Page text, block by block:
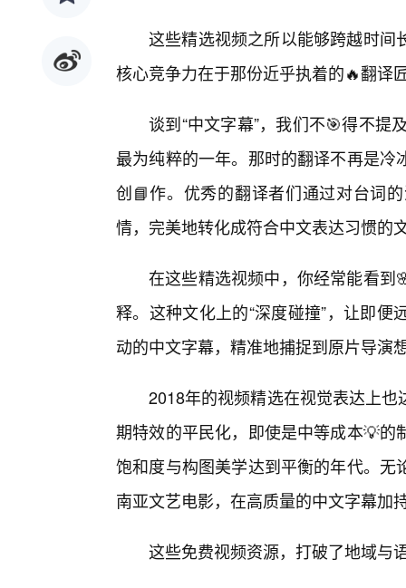
这些精选视频之所以能够跨越时间
核心竞争力在于那份近乎执着的🔥翻译
谈到“中文字幕”，我们不🎯得不提
最为纯粹的一年。那时的翻译不再是
创📘作。优秀的翻译者们通过对台词
情，完美地转化成符合中文表达习惯的
在这些精选视频中，你经常能看到
释。这种文化上的“深度碰撞”，让即
动的中文字幕，精准地捕捉到原片导演
2018年的视频精选在视觉表达上
期特效的平民化，即使是中等成本💡
饱和度与构图美学达到平衡的年代。
南亚文艺电影，在高质量的中文字幕加
这些免费视频资源，打破了地域与